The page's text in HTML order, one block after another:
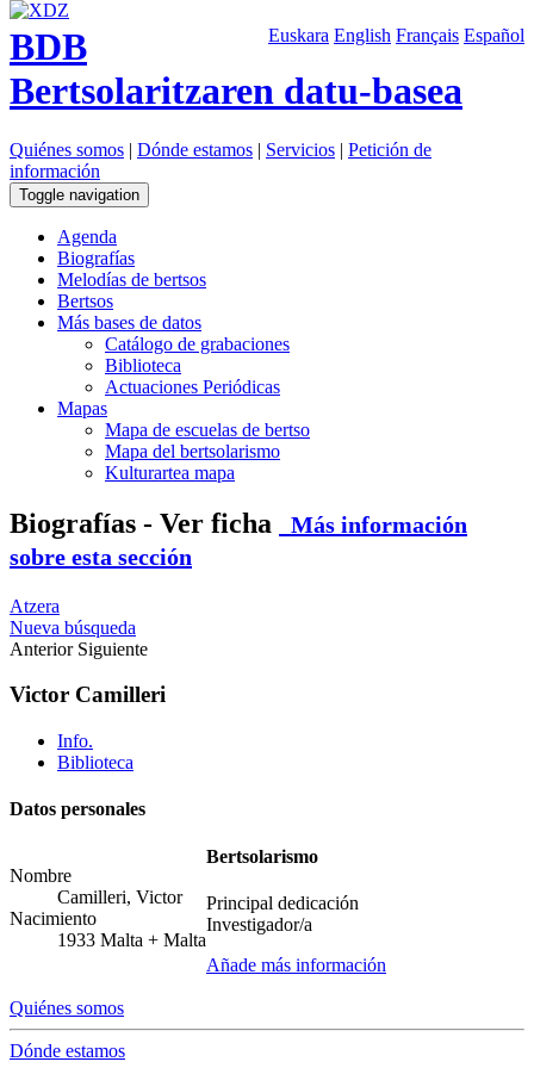
Euskara English Français Español
BDB
Bertsolaritzaren datu-basea
Quiénes somos | Dónde estamos | Servicios | Petición de
información
Toggle navigation
Agenda
Biografías
Melodías de bertsos
Bertsos
Más bases de datos
Catálogo de grabaciones
Biblioteca
Actuaciones Periódicas
Mapas
Mapa de escuelas de bertso
Mapa del bertsolarismo
Kulturartea mapa
Biografías - Ver ficha
Más información
sobre esta sección
Atzera
Nueva búsqueda
Anterior Siguiente
Victor Camilleri
Info.
Biblioteca
Datos personales
Nombre
Camilleri, Victor
Nacimiento
1933 Malta + Malta
Bertsolarismo
Principal dedicación
Investigador/a
Añade más información
Quiénes somos
Dónde estamos